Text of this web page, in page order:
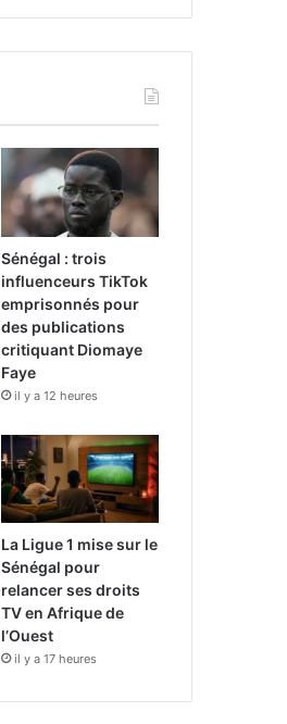
Sénégal : trois
influenceurs TikTok
emprisonnés pour
des publications
critiquant Diomaye
Faye
il y a 12 heures
La Ligue 1 mise sur le
Sénégal pour
relancer ses droits
TV en Afrique de
l’Ouest
il y a 17 heures